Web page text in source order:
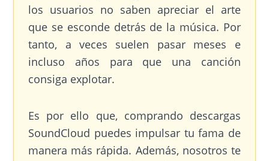
los usuarios no saben apreciar el arte
que se esconde detrás de la música. Por
tanto, a veces suelen pasar meses e
incluso años para que una canción
consiga explotar.
Es por ello que, comprando descargas
SoundCloud puedes impulsar tu fama de
manera más rápida. Además, nosotros te